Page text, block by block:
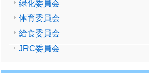
緑化委員会
体育委員会
給食委員会
JRC委員会